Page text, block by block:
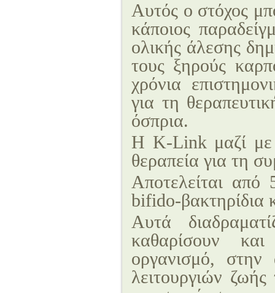
Αυτός ο στόχος
κάποιος
ολικής άλεσης
τους ξηρούς
χρόνια
για τη
όσπρια.
Η K-Link μαζί με
θεραπεία για τη
Αποτελείται από
bifido-βακτηρίδια
Αυτά
καθαρίσουν
οργανισμό,
λειτουργιών